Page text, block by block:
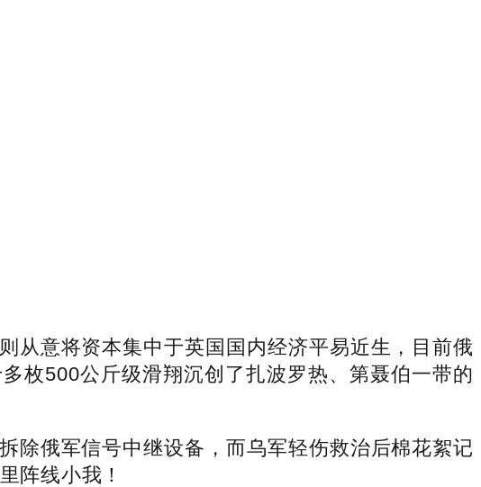
意将资本集中于英国国内经济平易近生，目前俄
枚500公斤级滑翔沉创了扎波罗热、第聂伯一带的
俄军信号中继设备，而乌军轻伤救治后棉花絮记
阵线小我！